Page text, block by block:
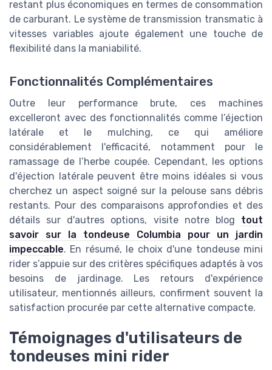
restant plus économiques en termes de consommation
de carburant. Le système de transmission transmatic à
vitesses variables ajoute également une touche de
flexibilité dans la maniabilité.
Fonctionnalités Complémentaires
Outre leur performance brute, ces machines
excelleront avec des fonctionnalités comme l’éjection
latérale et le mulching, ce qui améliore
considérablement l'efficacité, notamment pour le
ramassage de l’herbe coupée. Cependant, les options
d'éjection latérale peuvent être moins idéales si vous
cherchez un aspect soigné sur la pelouse sans débris
restants. Pour des comparaisons approfondies et des
détails sur d'autres options, visite notre blog tout
savoir sur la tondeuse Columbia pour un jardin
impeccable. En résumé, le choix d'une tondeuse mini
rider s’appuie sur des critères spécifiques adaptés à vos
besoins de jardinage. Les retours d'expérience
utilisateur, mentionnés ailleurs, confirment souvent la
satisfaction procurée par cette alternative compacte.
Témoignages d'utilisateurs de
tondeuses mini rider